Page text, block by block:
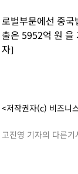
로벌부문에선 중
출은 5952억 원 을
자]
<저작권자(c) 비즈니
고진영 기자의 다른기